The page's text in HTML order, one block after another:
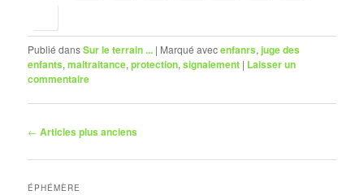
Publié dansSur le terrain ... | Marqué avecenfanrs,juge des
enfants,maltraitance,protection,signalement | Laisser un
commentaire
Navigation
articles
← Articles plus anciens
ÉPHÉMÈRE